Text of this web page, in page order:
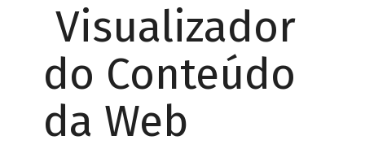
Visualizador
do Conteúdo
da Web